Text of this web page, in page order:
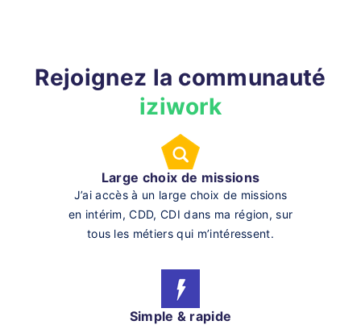
Rejoignez la communauté
iziwork
Large choix de missions
J’ai accès à un large choix de missions
en intérim, CDD, CDI dans ma région, sur
tous les métiers qui m’intéressent.
Simple & rapide